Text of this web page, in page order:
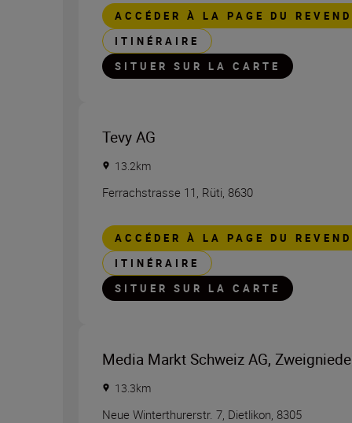
ACCÉDER À LA PAGE DU
ITINÉRAIRE
SITUER SUR LA CARTE
Tevy AG
13.2km
Ferrachstrasse 11 , Rüti, 8630
ACCÉDER À LA PAGE DU
ITINÉRAIRE
SITUER SUR LA CARTE
Media Markt Schweiz AG,
13.3km
Neue Winterthurerstr. 7, Dietlikon, 8305